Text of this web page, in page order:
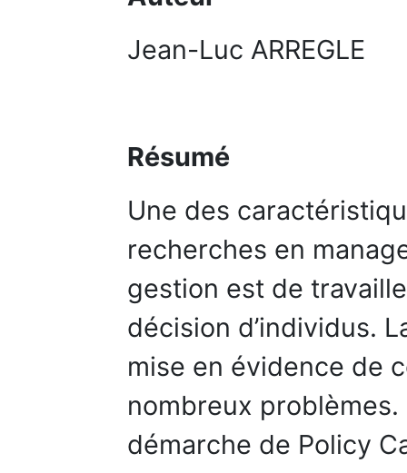
Jean-Luc ARREGLE
Résumé
Une des
recherches en
gestion est de
décision d’individus.
mise en évidence de
nombreux
démarche de Policy